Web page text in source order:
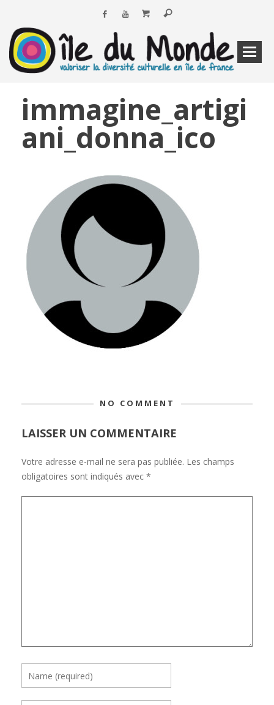
immagine_artigi
ani_donna_ico
NO COMMENT
LAISSER UN COMMENTAIRE
Votre adresse e-mail ne sera pas publiée. Les champs
obligatoires sont indiqués avec *